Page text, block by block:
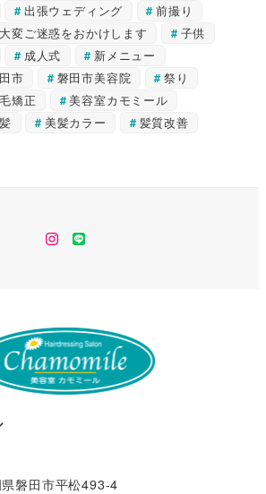
出張ウェディング
前撮り
大変ご迷惑をおかけします
子供
成人式
新メニュー
市 磐田市美容院
祭り
矯正
美容室カモミール
美髪カラー 髪質改善
instagram
line
磐田市平松493-4